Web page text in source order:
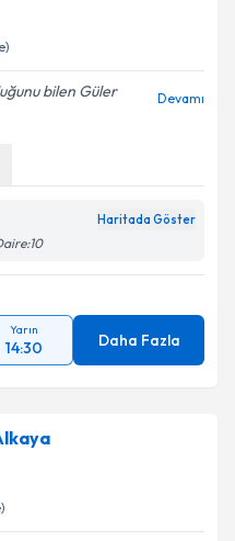
bilen Güler
Devamı
Haritada Göster
Yarın
14:30 Daha Fazla